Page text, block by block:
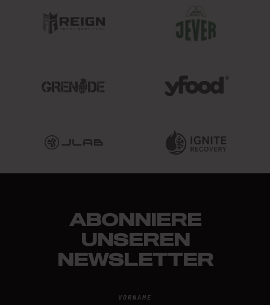
ABONNIERE
UNSEREN
NEWSLETTER
VORNAME